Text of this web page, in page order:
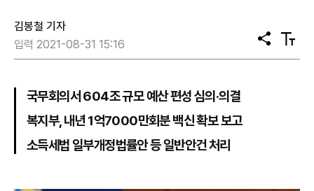
김봉철 기자
입력 2021-08-31 15:16
공
유
텍
스
국무회의서 604조 규모 예산 편성 심의·의결
복지부, 내년 1억7000만회분 백신 확보 보고
소득세법 일부개정법률안 등 일반안건 처리